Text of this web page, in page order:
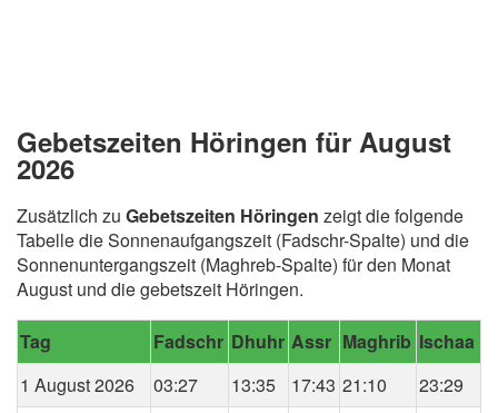
Gebetszeiten Höringen für August
2026
Zusätzlich zu Gebetszeiten Höringen zeigt die folgende
Tabelle die Sonnenaufgangszeit (Fadschr-Spalte) und die
Sonnenuntergangszeit (Maghreb-Spalte) für den Monat
August und die gebetszeit Höringen.
Tag Fadschr Dhuhr Assr Maghrib Ischaa
1 August 2026
03:27 13:35 17:43 21:10
23:29